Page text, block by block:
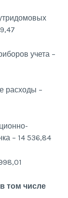
учета –
расходы –
– 14 536,84
том числе